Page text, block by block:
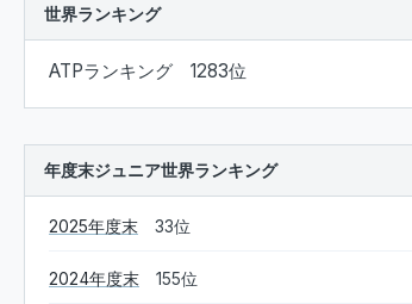
世界ランキング
ATPランキング 1283位
年度末ジュニア世界ランキング
2025年度末 33位
2024年度末 155位